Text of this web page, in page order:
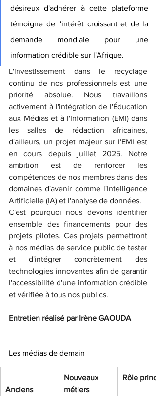
désireux d'adhérer à cette plateforme
témoigne de l'intérêt croissant et de la
demande mondiale pour une
information crédible sur l'Afrique.
L'investissement dans le recyclage
continu de nos professionnels est une
priorité absolue. Nous travaillons
activement à l'intégration de l'Éducation
aux Médias et à l'Information (EMI) dans
les salles de rédaction africaines,
d'ailleurs, un projet majeur sur l'EMI est
en cours depuis juillet 2025. Notre
ambition est de renforcer les
compétences de nos membres dans des
domaines d'avenir comme l'Intelligence
Artificielle (IA) et l'analyse de données.
C'est pourquoi nous devons identifier
ensemble des financements pour des
projets pilotes. Ces projets permettront
à nos médias de service public de tester
et d'intégrer concrètement des
technologies innovantes afin de garantir
l'accessibilité d'une information crédible
et vérifiée à tous nos publics.
Entretien réalisé par Irène GAOUDA
Les médias de demain
Anciens
Nouveaux
métiers
Rôle